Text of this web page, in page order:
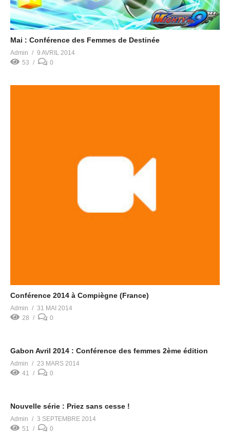
Mai : Conférence des Femmes de Destinée
Admin
9 AVRIL 2014
53
0
Conférence 2014 à Compiègne (France)
Admin
31 MAI 2014
28
0
Gabon Avril 2014 : Conférence des femmes 2ème édition
Admin
23 MARS 2014
41
0
Nouvelle série : Priez sans cesse !
Admin
3 SEPTEMBRE 2014
51
0